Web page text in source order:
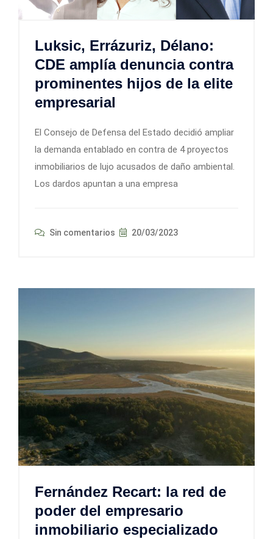
Luksic, Errázuriz, Délano:
CDE amplía denuncia contra
prominentes hijos de la elite
empresarial
El Consejo de Defensa del Estado decidió ampliar
la demanda entablado en contra de 4 proyectos
inmobiliarios de lujo acusados de daño ambiental.
Los dardos apuntan a una empresa
Sin comentarios 20/03/2023
Fernández Recart: la red de
poder del empresario
inmobiliario especializado